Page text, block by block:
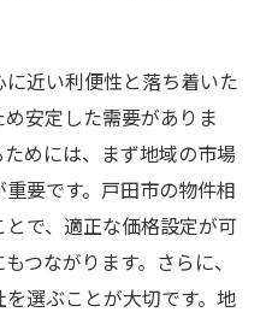
近い利便性と落ち着いた
安定した需要がありま
めには、まず地域の市場
要です。戸田市の物件相
で、適正な価格設定が可
つながります。さらに、
選ぶことが大切です。地